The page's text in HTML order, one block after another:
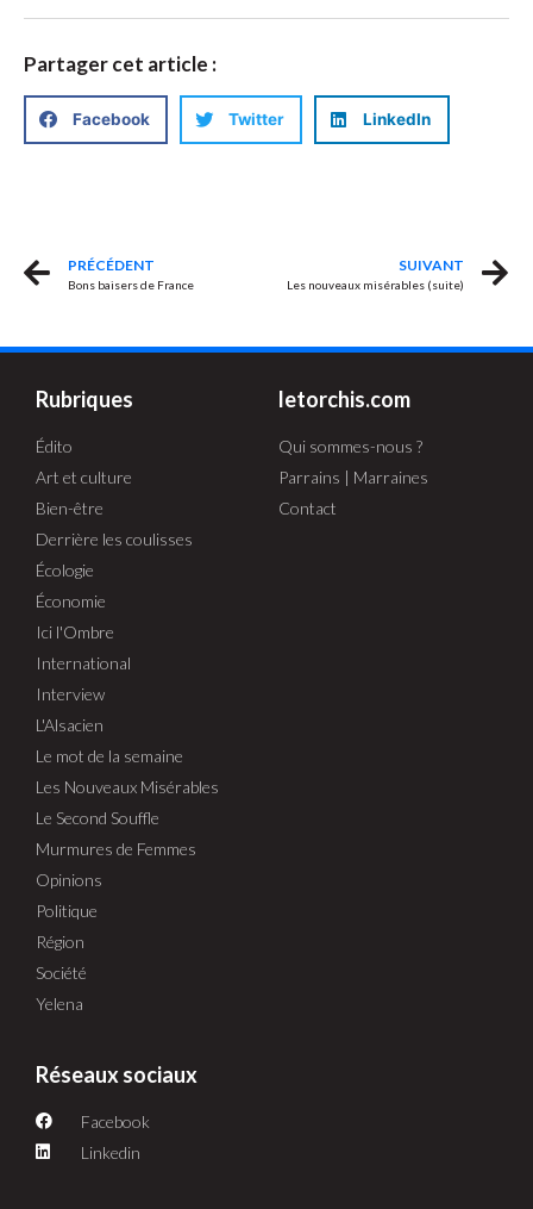
Partager cet article :
Facebook Twitter LinkedIn
PRÉCÉDENT
Bons baisers de France
SUIVANT
Les nouveaux misérables (suite)
Rubriques
Édito
Art et culture
Bien-être
Derrière les coulisses
Écologie
Économie
Ici l'Ombre
International
Interview
L'Alsacien
Le mot de la semaine
Les Nouveaux Misérables
Le Second Souffle
Murmures de Femmes
Opinions
Politique
Région
Société
Yelena
letorchis.com
Qui sommes-nous ?
Parrains | Marraines
Contact
Réseaux sociaux
Facebook
Linkedin